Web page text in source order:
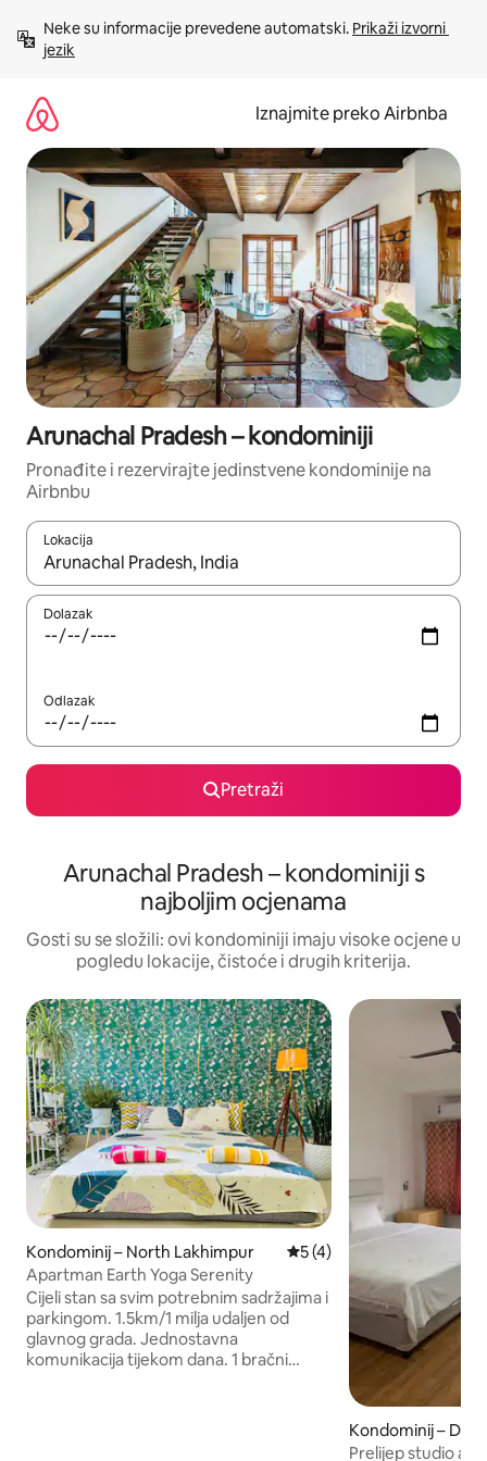
sadržaj
Neke su informacije prevedene automatski. Prikaži izvorni
jezik
Iznajmite preko Airbnba
Arunachal Pradesh – kondominiji
Pronađite i rezervirajte jedinstvene kondominije na
Airbnbu
Lokacija
Kada budu dostupni rezultati, moći ćete ih pregledati
Dolazak
Odlazak
Pretraži
Arunachal Pradesh – kondominiji s
najboljim ocjenama
Gosti su se složili: ovi kondominiji imaju visoke ocjene u
pogledu lokacije, čistoće i drugih kriterija.
Kondominij – North Lakhimpur Prosječna ocjena: 5/5,
5 (4)
Apartman Earth Yoga Serenity
Cijeli stan sa svim potrebnim sadržajima i
parkingom. 1.5km/1 milja udaljen od
glavnog grada. Jednostavna
komunikacija tijekom dana. 1 bračni
Kondominij –
Prelijep studio